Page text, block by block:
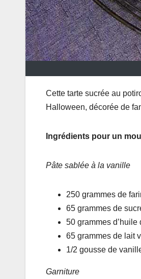
Cette tarte sucrée au
Halloween, décorée de
Ingrédients pour un
Pâte sablée à la vanille
250 grammes de
65 grammes de
50 grammes d’huile
65 grammes de lait
1/2 gousse de
Garniture